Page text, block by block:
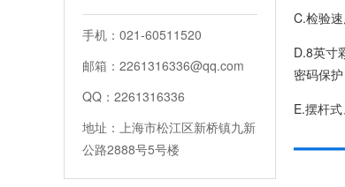
手机：021-60511520
邮箱：2261316336@qq.com
QQ：2261316336
地址：上海市松江区新桥镇九新
公路2888号5号楼
C.检验
D.8英寸
密码保护
E.摆杆